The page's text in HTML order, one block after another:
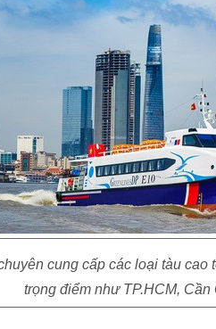
cung cấp các loại tàu cao
trọng điểm như TP.HCM, Cần